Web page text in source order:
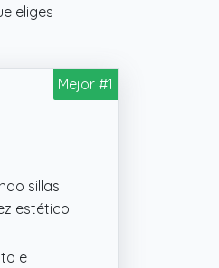
eliges
Mejor #1
sillas
estético
e